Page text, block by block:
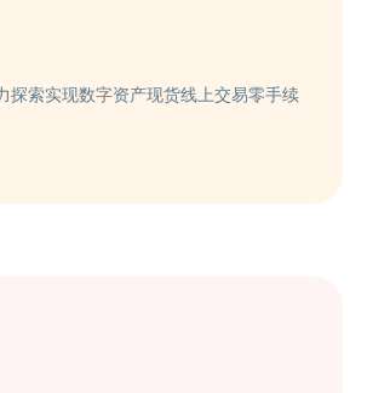
探索实现数字资产现货线上交易零手续